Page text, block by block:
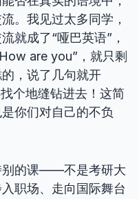
。我见过太多同学，
就成了“哑巴英语”，
are you”，就只剩
，说了几句就开
个地缝钻进去！这简
你们对自己的不负
别的课——不是考研大
职场、走向国际舞台